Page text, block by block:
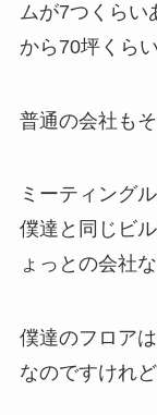
ムが7つくら
から70坪くらい
普通の会社も
ミーティング
僕達と同じビ
ょっとの会社
僕達のフロア
なのですけれ